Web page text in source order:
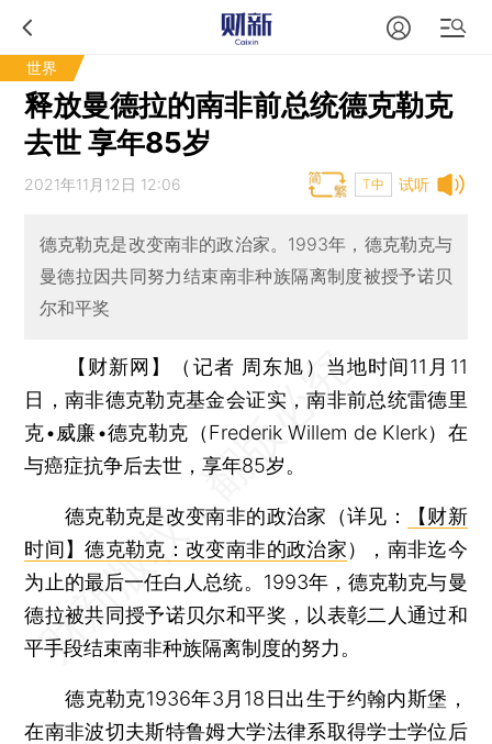
世界
释放曼德拉的南非前总统德克勒克
去世 享年85岁
试听
2021年11月12日 12:06 T中
德克勒克是改变南非的政治家。1993年，德克勒克与
曼德拉因共同努力结束南非种族隔离制度被授予诺贝
尔和平奖
【财新网】（记者 周东旭） 当地时间11月11
日，南非德克勒克基金会证实，南非前总统雷德里
克•威廉•德克勒克（Frederik Willem de Klerk）在
与癌症抗争后去世，享年85岁。
德克勒克是改变南非的政治家（详见：
【财新
时间】德克勒克：改变南非的政治家），南非迄今
为止的最后一任白人总统。1993年，德克勒克与曼
德拉被共同授予诺贝尔和平奖，以表彰二人通过和
平手段结束南非种族隔离制度的努力。
德克勒克1936年3月18日出生于约翰内斯堡，
在南非波切夫斯特鲁姆大学法律系取得学士学位后